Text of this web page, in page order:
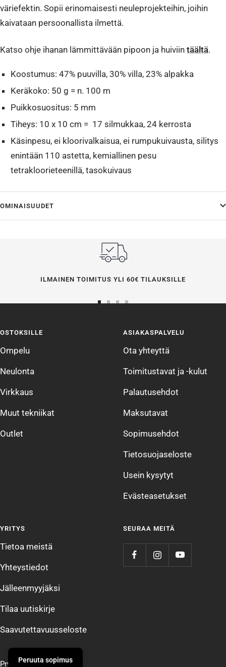
väriefektin. Sopii erinomaisesti neuleprojekteihin, joihin
kaivataan persoonallista ilmettä.
Katso ohje ihanan lämmittävään pipoon ja huiviin täältä.
Koostumus: 47% puuvilla, 30% villa, 23% alpakka
Keräkoko: 50 g = n. 100 m
Puikkosuositus: 5 mm
Tiheys: 10 x 10 cm = 17 silmukkaa, 24 kerrosta
Käsinpesu, ei kloorivalkaisua, ei rumpukuivausta, silitys
enintään 110 astetta, kemiallinen pesu
tetrakloorieteenillä, tasokuivaus
OMINAISUUDET
ILMAINEN TOIMITUS YLI 60€ TILAUKSILLE
4
OSTOKSILLE
Ompelu
Neulonta
Virkkaus
Muut tekniikat
Outlet
ASIAKASPALVELU
Ota yhteyttä
Toimitustavat ja -kulut
Palautusehdot
Maksutavat
Sopimusehdot
Tietosuojaseloste
Usein kysytyt
Evästeasetukset
YRITYS
Tietoa meistä
Yhteystiedot
Jälleenmyyjäksi
Tilaa uutiskirje
Saavutettavuusseloste
SEURAA MEITÄ
Prym Peruuta sopimus